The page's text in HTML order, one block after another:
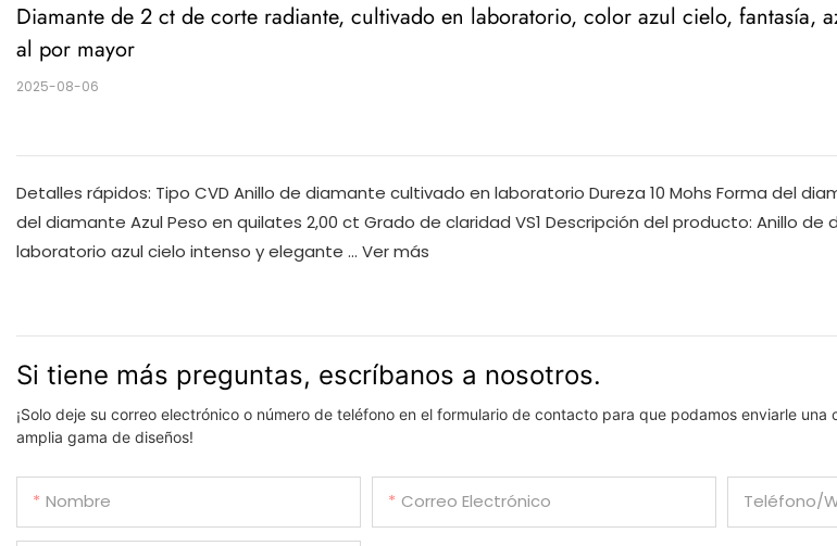
Diamante de 2 ct de corte radiante, cultivado en laboratorio, color azul cielo, fantasía,
al por mayor
2025-08-06
Detalles rápidos: Tipo CVD Anillo de diamante cultivado en laboratorio Dureza 10 Mohs Forma del
del diamante Azul Peso en quilates 2,00 ct Grado de claridad VS1 Descripción del producto: Anillo
laboratorio azul cielo intenso y elegante ... Ver más
Si tiene más preguntas, escríbanos a nosotros.
¡Solo deje su correo electrónico o número de teléfono en el formulario de contacto para que podamos enviarle
amplia gama de diseños!
Nombre Correo Electrónico Teléfono/